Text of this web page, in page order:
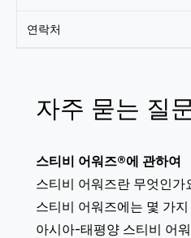
연락처
자주 묻는 질
스티비 어워즈®에 관하여
스티비 어워즈란 무엇인가
스티비 어워즈에는 몇 가
아시아-태평양 스티비 어